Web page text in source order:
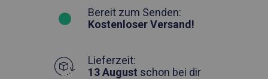
Bereit zum Senden:
Kostenloser Versand!
Lieferzeit:
13 August schon bei dir